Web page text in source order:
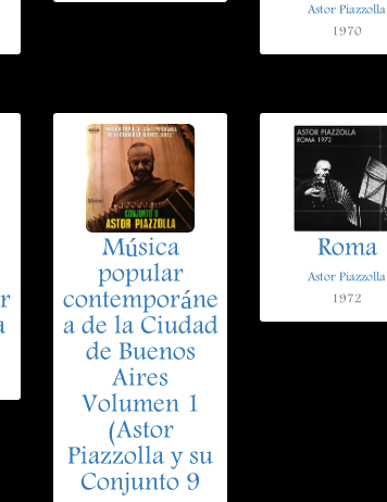
Astor Piazzolla
1970
Música
popular
contemporáne
a de la Ciudad
de Buenos
Aires
Volumen 1
(Astor
Piazzolla y su
Conjunto 9
Roma
Astor Piazzolla
1972